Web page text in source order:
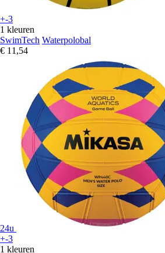
+-3
1 kleuren
SwimTech Waterpolobal
€ 11,54
24u
+-3
1 kleuren